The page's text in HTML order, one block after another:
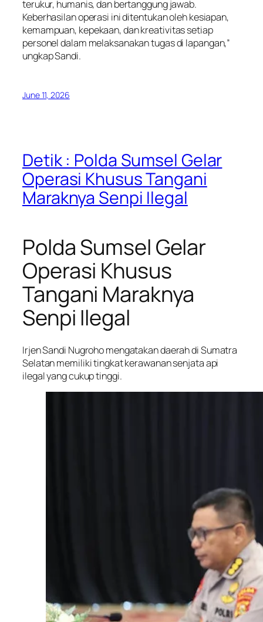
terukur, humanis, dan bertanggung jawab.
Keberhasilan operasi ini ditentukan oleh kesiapan,
kemampuan, kepekaan, dan kreativitas setiap
personel dalam melaksanakan tugas di lapangan,”
ungkap Sandi.
June 11, 2026
Detik : Polda Sumsel Gelar
Operasi Khusus Tangani
Maraknya Senpi Ilegal
Polda Sumsel Gelar
Operasi Khusus
Tangani Maraknya
Senpi Ilegal
Irjen Sandi Nugroho mengatakan daerah di Sumatra
Selatan memiliki tingkat kerawanan senjata api
ilegal yang cukup tinggi.